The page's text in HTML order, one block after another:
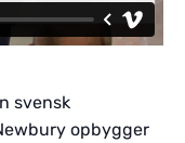
svensk
opbygger